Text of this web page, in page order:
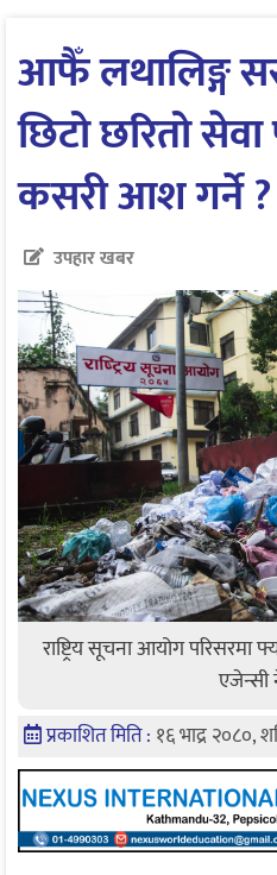
आफैँ लथालिङ्ग
छिटो छरितो
कसरी आश गर्ने ?
उपहार खबर
राष्ट्रिय सूचना आयोग परिसरमा
एजेन्सी
प्रकाशित मिति : १६ भाद्र २०८०,